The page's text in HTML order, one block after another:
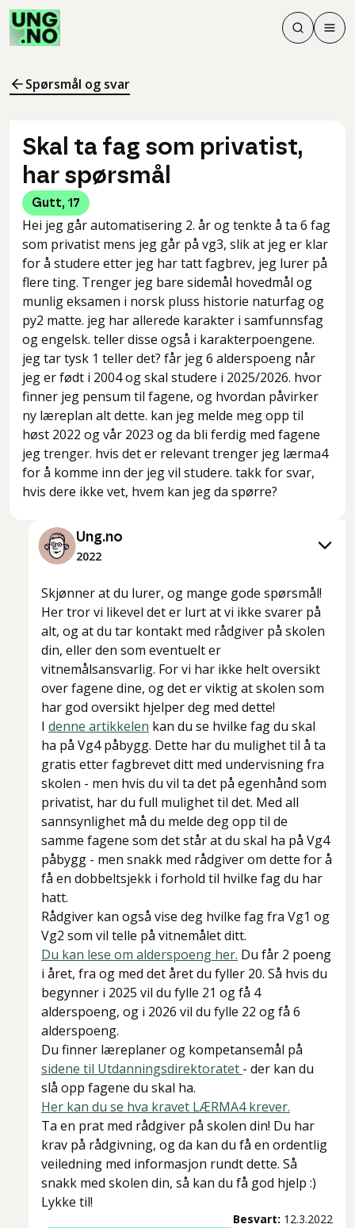
Søk
Søk
Meny
Spørsmål og svar
Skal ta fag som privatist,
har spørsmål
Gutt, 17
Hei jeg går automatisering 2. år og tenkte å ta 6 fag
som privatist mens jeg går på vg3, slik at jeg er klar
for å studere etter jeg har tatt fagbrev, jeg lurer på
flere ting. Trenger jeg bare sidemål hovedmål og
munlig eksamen i norsk pluss historie naturfag og
py2 matte. jeg har allerede karakter i samfunnsfag
og engelsk. teller disse også i karakterpoengene.
jeg tar tysk 1 teller det? får jeg 6 alderspoeng når
jeg er født i 2004 og skal studere i 2025/2026. hvor
finner jeg pensum til fagene, og hvordan påvirker
ny læreplan alt dette. kan jeg melde meg opp til
høst 2022 og vår 2023 og da bli ferdig med fagene
jeg trenger. hvis det er relevant trenger jeg lærma4
for å komme inn der jeg vil studere. takk for svar,
hvis dere ikke vet, hvem kan jeg da spørre?
Ung.no
2022
Skjønner at du lurer, og mange gode spørsmål!
Her tror vi likevel det er lurt at vi ikke svarer på
alt, og at du tar kontakt med rådgiver på skolen
din, eller den som eventuelt er
vitnemålsansvarlig. For vi har ikke helt oversikt
over fagene dine, og det er viktig at skolen som
har god oversikt hjelper deg med dette!
I denne artikkelen kan du se hvilke fag du skal
ha på Vg4 påbygg. Dette har du mulighet til å ta
gratis etter fagbrevet ditt med undervisning fra
skolen - men hvis du vil ta det på egenhånd som
privatist, har du full mulighet til det. Med all
sannsynlighet må du melde deg opp til de
samme fagene som det står at du skal ha på Vg4
påbygg - men snakk med rådgiver om dette for å
få en dobbeltsjekk i forhold til hvilke fag du har
hatt.
Rådgiver kan også vise deg hvilke fag fra Vg1 og
Vg2 som vil telle på vitnemålet ditt.
Du kan lese om alderspoeng her. Du får 2 poeng
i året, fra og med det året du fyller 20. Så hvis du
begynner i 2025 vil du fylle 21 og få 4
alderspoeng, og i 2026 vil du fylle 22 og få 6
alderspoeng.
Du finner læreplaner og kompetansemål på
sidene til Utdanningsdirektoratet - der kan du
slå opp fagene du skal ha.
Her kan du se hva kravet LÆRMA4 krever.
Ta en prat med rådgiver på skolen din! Du har
krav på rådgivning, og da kan du få en ordentlig
veiledning med informasjon rundt dette. Så
snakk med skolen din, så kan du få god hjelp :)
Lykke til!
Besvart: 12.3.2022